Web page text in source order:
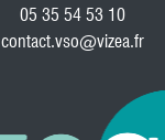
05 35 54 53 10
contact.vso@vizea.fr